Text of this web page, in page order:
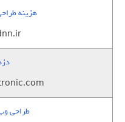
هزینه
طراحی